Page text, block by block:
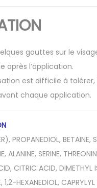
gouttes sur le
après l’application.
est difficile à
chaque application.
PROPANEDIOL, BETAINE,
ALANINE, SERINE,
CITRIC ACID, DIMETHYL
1,2-HEXANEDIOL,